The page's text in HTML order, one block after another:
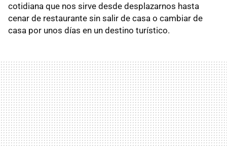
cotidiana que nos sirve desde desplazarnos hasta
cenar de restaurante sin salir de casa o cambiar de
casa por unos días en un destino turístico.